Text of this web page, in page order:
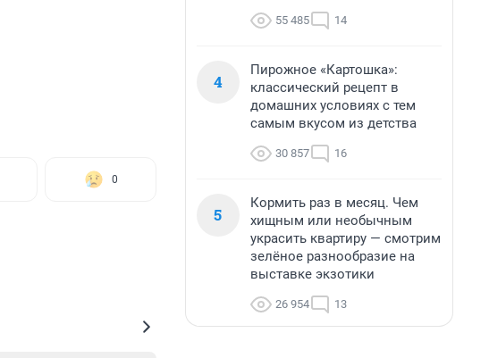
0
55 485 14
4
Пирожное «Картошка»:
классический рецепт в
домашних условиях с тем
самым вкусом из детства
30 857 16
5
Кормить раз в месяц. Чем
хищным или необычным
украсить квартиру — смотрим
зелёное разнообразие на
выставке экзотики
26 954 13